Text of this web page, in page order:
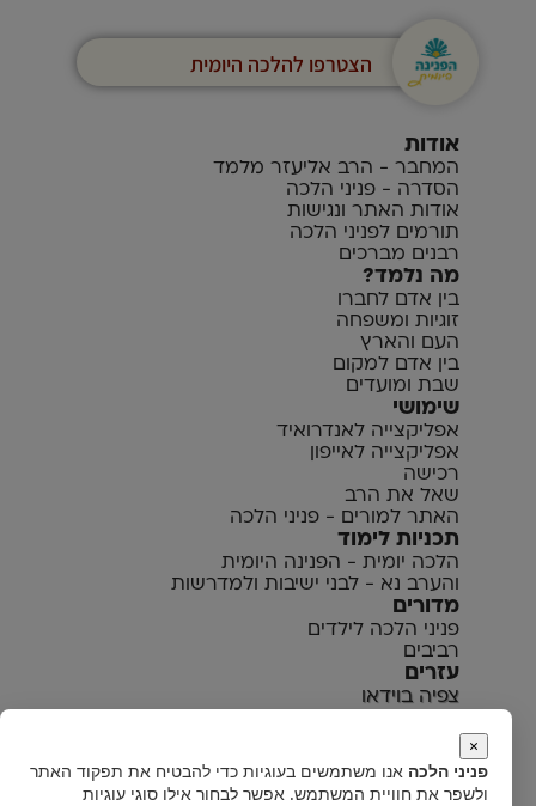
הצטרפו להלכה היומית
אודות
המחבר - הרב אליעזר מלמד
הסדרה - פניני הלכה
אודות האתר ונגישות
תורמים לפניני הלכה
רבנים מברכים
מה נלמד?
בין אדם לחברו
זוגיות ומשפחה
העם והארץ
בין אדם למקום
שבת ומועדים
שימושי
אפליקצייה לאנדרואיד
אפליקצייה לאייפון
רכישה
שאל את הרב
האתר למורים - פניני הלכה
תכניות לימוד
הלכה יומית - הפנינה היומית
והערב נא - לבני ישיבות ולמדרשות
מדורים
פניני הלכה לילדים
רביבים
עזרים
צפיה בוידאו
הרחבות פניני הלכה
×
פניני הלכה אנו משתמשים בעוגיות כדי להבטיח את תפקוד האתר
ולשפר את חוויית המשתמש. אפשר לבחור אילו סוגי עוגיות